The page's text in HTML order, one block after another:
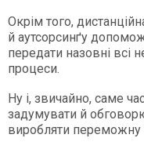
Окрім того,
й аутсорсинґу
передати назовні всі
процеси.
Ну і, звичайно, саме
задумувати й
виробляти переможну